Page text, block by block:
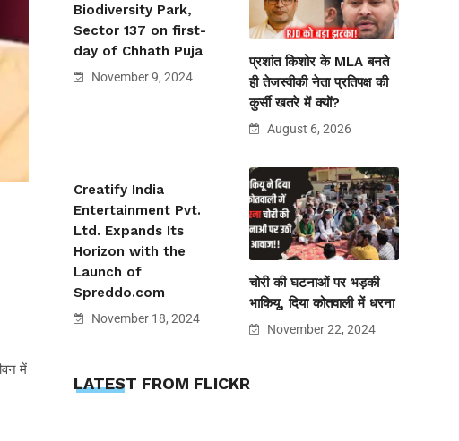
में
Biodiversity Park,
Sector 137 on first-
day of Chhath Puja
November 9, 2024
प्रशांत किशोर के MLA बनते
ही तेजस्वीकी नेता प्रतिपक्ष की
कुर्सी खतरे में क्यों?
August 6, 2026
Creatify India
Entertainment Pvt.
Ltd. Expands Its
Horizon with the
Launch of
Spreddo.com
November 18, 2024
चोरी की घटनाओं पर भड़की
भाकियू, दिया कोतवाली में धरना
November 22, 2024
LATEST FROM FLICKR